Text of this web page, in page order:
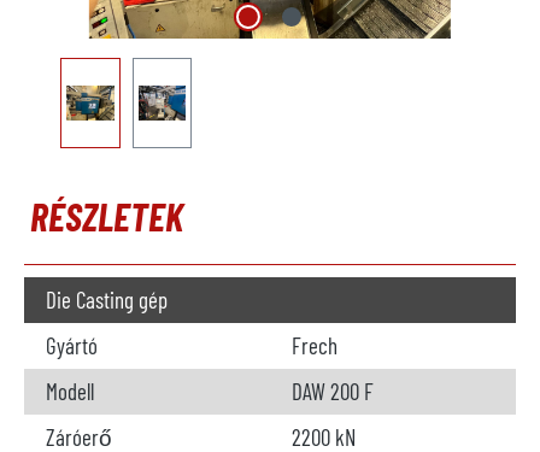
RÉSZLETEK
Die Casting gép
Gyártó
Frech
Modell
DAW 200 F
Záróerő
2200 kN